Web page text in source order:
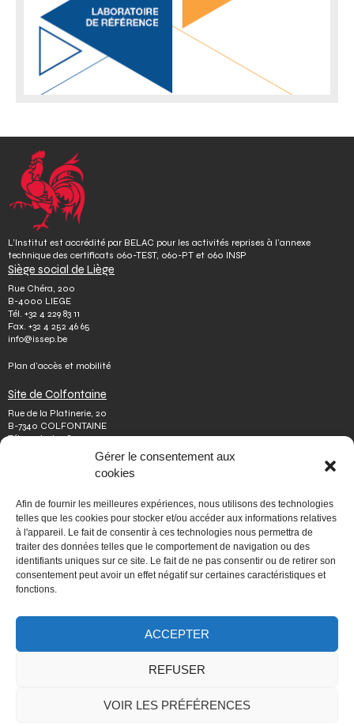
Gérer le consentement aux
cookies
Afin de fournir les meilleures expériences, nous utilisons des technologies
telles que les cookies pour stocker et/ou accéder aux informations relatives
à l'appareil. Le fait de consentir à ces technologies nous permettra de
traiter des données telles que le comportement de navigation ou des
identifiants uniques sur ce site. Le fait de ne pas consentir ou de retirer son
consentement peut avoir un effet négatif sur certaines caractéristiques et
fonctions.
ACCEPTER
REFUSER
VOIR LES PRÉFÉRENCES
L’Institut est accrédité par BELAC pour les activités reprises à l’annexe
technique des certificats 060-TEST, 060-PT et 060 INSP
Siège social de Liège
Rue Chéra, 200
B-4000 LIEGE
Tél. +32 4 229 83 11
Fax. +32 4 252 46 65
info@issep.be
Plan d’accès et mobilité
Site de Colfontaine
Rue de la Platinerie, 20
B-7340 COLFONTAINE
Tél.+32 65 610 813
colfontaine@issep.be
Qui sommes-nous
Travailler chez nous
Effectuer un stage
Poser une question
Autres
Vie privée
Mentions légales
Accessibilité
Fédération Wallonie-Bruxelles